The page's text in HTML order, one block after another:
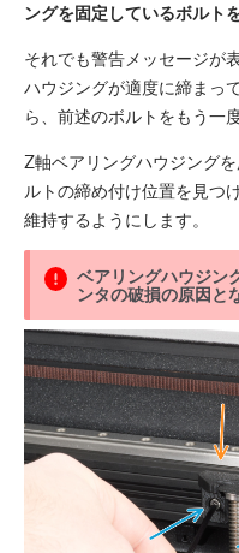
ングを固定しているボルト
それでも警告メッセージが
ハウジングが適度に締まっ
ら、前述のボルトをもう一
Z軸ベアリングハウジング
ルトの締め付け位置を見つ
維持するようにします。
ベアリングハウジン
ンタの破損の原因と